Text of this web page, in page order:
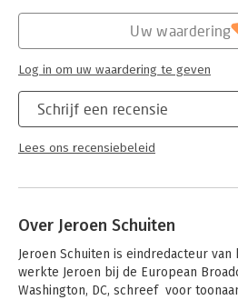
Schrijf een recensie
Lees ons recensiebeleid
Uw waardering
Log in om uw waardering te geven
Over Jeroen Schuiten
Jeroen Schuiten is eindredacteur
werkte Jeroen bij de European
Washington, DC, schreef  voor